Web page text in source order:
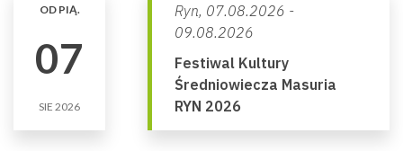
OD PIĄ.
07
SIE 2026
Ryn, 07.08.2026 -
09.08.2026
Festiwal Kultury
Średniowiecza Masuria
RYN 2026